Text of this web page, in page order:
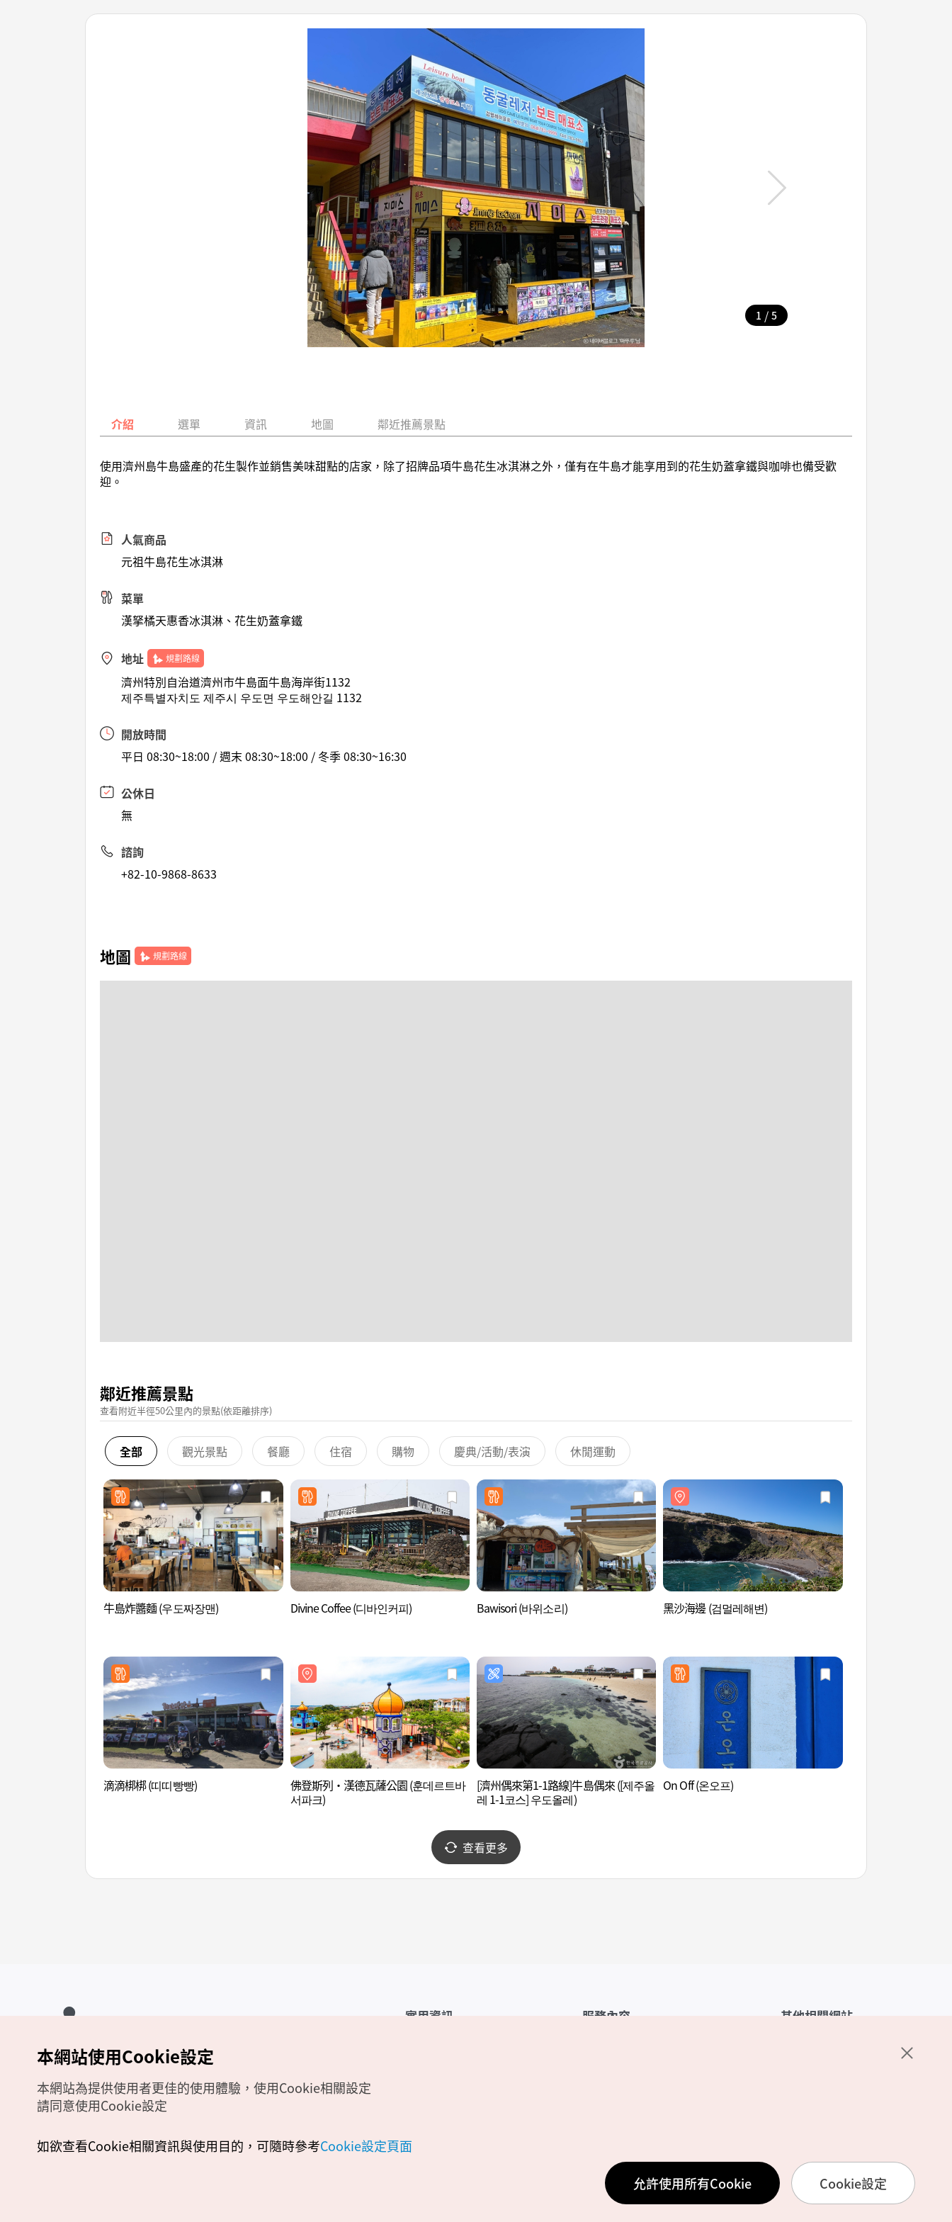
1 / 5
介紹 選單 資訊 地圖 鄰近推薦景點
使用濟州島牛島盛產的花生製作並銷售美味甜點的店家，除了招牌品項牛島花生冰淇淋之外，僅有在牛島才能享用到的花生奶蓋拿鐵與咖啡也備受歡
迎。
人氣商品
元祖牛島花生冰淇淋
菜單
漢拏橘天惠香冰淇淋、花生奶蓋拿鐵
地址 規劃路線
濟州特別自治道濟州市牛島面牛島海岸街1132
제주특별자치도 제주시 우도면 우도해안길 1132
開放時間
平日 08:30~18:00 / 週末 08:30~18:00 / 冬季 08:30~16:30
公休日
無
諮詢
+82-10-9868-8633
地圖 規劃路線
鄰近推薦景點
查看附近半徑50公里內的景點(依距離排序)
全部 觀光景點 餐廳 住宿 購物 慶典/活動/表演 休閒運動
牛島炸醬麵 (우도짜장맨) Divine Coffee (디바인커피) Bawisori (바위소리) 黑沙海邊 (검멀레해변)
滴滴梆梆 (띠띠빵빵)
佛登斯列·漢德瓦薩公園 (훈데르트바
서파크)
[濟州偶來第1-1路線]牛島偶來 ([제주올
레 1-1코스] 우도올레)
On Off (온오프)
查看更多
實用資訊 服務內容
位置資訊服務使用條款
個人位置資訊處理方針
其他相關網站
Copyrights (c) 韓國觀光公社版權所有
如有相關疑問或建議，歡迎來信至官方信箱
本網站使用Cookie設定
本網站為提供使用者更佳的使用體驗，使用Cookie相關設定
請同意使用Cookie設定
如欲查看Cookie相關資訊與使用目的，可隨時參考Cookie設定頁面
允許使用所有Cookie Cookie設定